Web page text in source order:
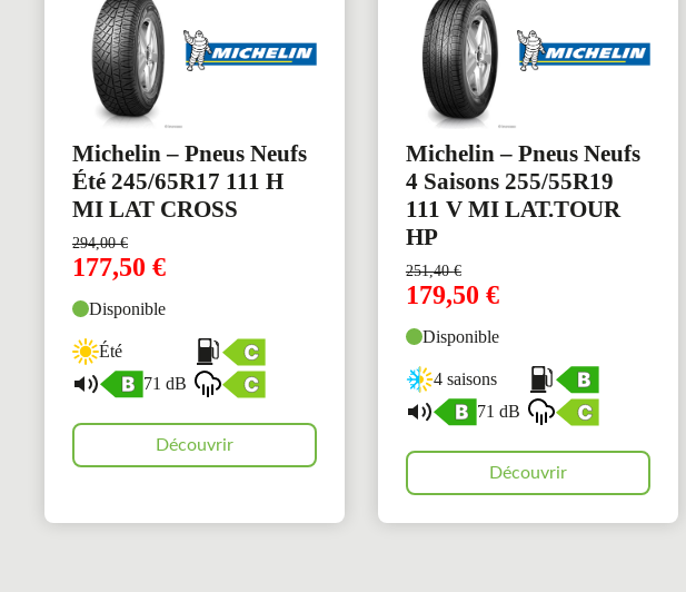
Michelin – Pneus Neufs
Été 245/65R17 111 H
MI LAT CROSS
294,00€
177,50 €
Disponible
Été
71 dB
Découvrir
Michelin – Pneus Neufs
4 Saisons 255/55R19
111 V MI LAT.TOUR
HP
251,40€
179,50 €
Disponible
4 saisons
71 dB
Découvrir